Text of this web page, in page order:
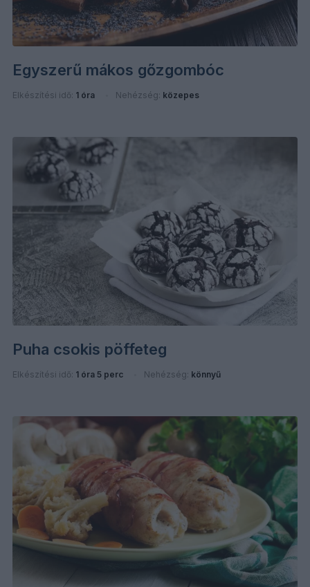
Egyszerű mákos gőzgombóc
Elkészítési idő: 1 óra Nehézség: közepes
Puha csokis pöffeteg
Elkészítési idő: 1 óra 5 perc Nehézség: könnyű